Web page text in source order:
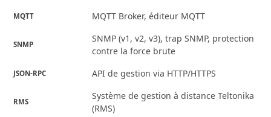
MQTT MQTT Broker, éditeur MQTT
SNMP
SNMP (v1, v2, v3), trap SNMP, protection
contre la force brute
JSON-RPC API de gestion via HTTP/HTTPS
RMS
Système de gestion à distance Teltonika
(RMS)